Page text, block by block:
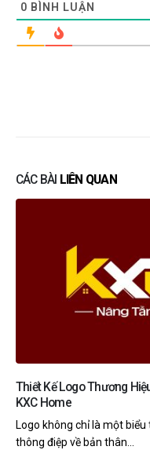
0 BÌNH LUẬN
CÁC BÀI LIÊN QUAN
Thiết Kế Logo Thương
KXC Home
Logo không chỉ là một
thông điệp về bản thân...